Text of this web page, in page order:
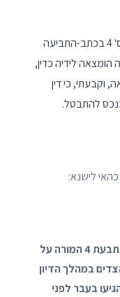
ביום 08.07.2021, לאחר שנתבעת מס' 4 בכתב-התביעה
לידיה כדין,
וקבעתי, כי דין
להתבטל.
לישנא:
בעקבות פסק הדין שניתן היום כנגד הנתבעת 4 המורה על
במהלך הדיון
בעבר לפני